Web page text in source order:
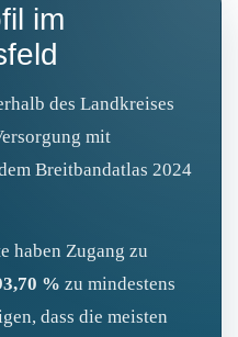
im
des Landkreises
mit
Breitbandatlas 2024
haben Zugang zu
% zu mindestens
dass die meisten